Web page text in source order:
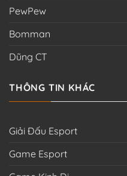
PewPew
Bomman
Dũng CT
THÔNG TIN KHÁC
Giải Đấu Esport
Game Esport